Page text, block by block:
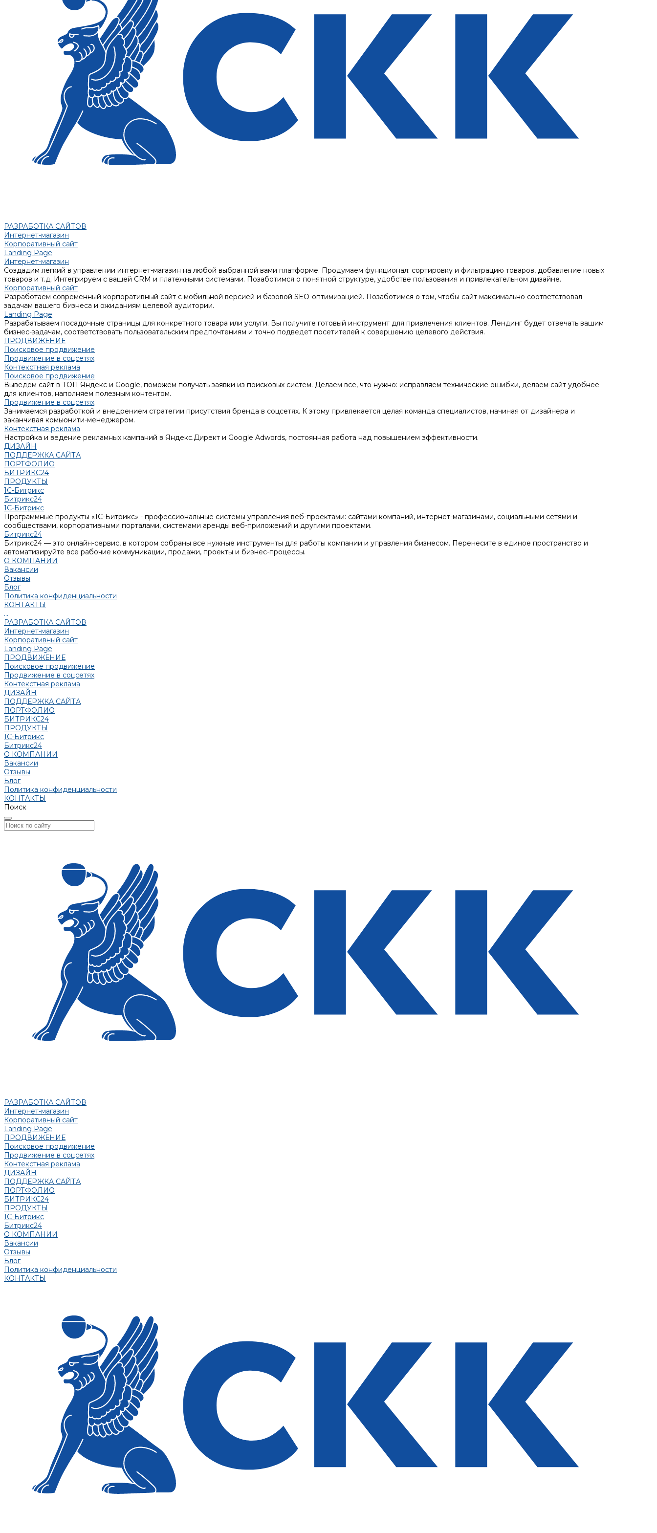
РАЗРАБОТКА САЙТОВ
Интернет-магазин
Корпоративный сайт
Landing Page
Интернет-магазин
Создадим легкий в управлении интернет-магазин на любой выбранной вами платформе. Продумаем функционал: сортировку и фильтрацию товаров, добавление новых
товаров и т.д. Интегрируем с вашей CRM и платежными системами. Позаботимся о понятной структуре, удобстве пользования и привлекательном дизайне.
Корпоративный сайт
Разработаем современный корпоративный сайт с мобильной версией и базовой SEO-оптимизацией. Позаботимся о том, чтобы сайт максимально соответствовал
задачам вашего бизнеса и ожиданиям целевой аудитории.
Landing Page
Разрабатываем посадочные страницы для конкретного товара или услуги. Вы получите готовый инструмент для привлечения клиентов. Лендинг будет отвечать вашим
бизнес-задачам, соответствовать пользовательским предпочтениям и точно подведет посетителей к совершению целевого действия.
ПРОДВИЖЕНИЕ
Поисковое продвижение
Продвижение в соцсетях
Контекстная реклама
Поисковое продвижение
Выведем сайт в ТОП Яндекс и Google, поможем получать заявки из поисковых систем. Делаем все, что нужно: исправляем технические ошибки, делаем сайт удобнее
для клиентов, наполняем полезным контентом.
Продвижение в соцсетях
Занимаемся разработкой и внедрением стратегии присутствия бренда в соцсетях. К этому привлекается целая команда специалистов, начиная от дизайнера и
заканчивая комьюнити-менеджером.
Контекстная реклама
Настройка и ведение рекламных кампаний в Яндекс.Директ и Google Adwords, постоянная работа над повышением эффективности.
ДИЗАЙН
ПОДДЕРЖКА САЙТА
ПОРТФОЛИО
БИТРИКС24
ПРОДУКТЫ
1С-Битрикс
Битрикс24
1С-Битрикс
Программные продукты «1С-Битрикс» - профессиональные системы управления веб-проектами: сайтами компаний, интернет-магазинами, социальными сетями и
сообществами, корпоративными порталами, системами аренды веб-приложений и другими проектами.
Битрикс24
Битрикс24 — это онлайн-сервис, в котором собраны все нужные инструменты для работы компании и управления бизнесом. Перенесите в единое пространство и
автоматизируйте все рабочие коммуникации, продажи, проекты и бизнес-процессы.
О КОМПАНИИ
Вакансии
Отзывы
Блог
Политика конфиденциальности
КОНТАКТЫ
...
РАЗРАБОТКА САЙТОВ
Интернет-магазин
Корпоративный сайт
Landing Page
ПРОДВИЖЕНИЕ
Поисковое продвижение
Продвижение в соцсетях
Контекстная реклама
ДИЗАЙН
ПОДДЕРЖКА САЙТА
ПОРТФОЛИО
БИТРИКС24
ПРОДУКТЫ
1С-Битрикс
Битрикс24
О КОМПАНИИ
Вакансии
Отзывы
Блог
Политика конфиденциальности
КОНТАКТЫ
Поиск
РАЗРАБОТКА САЙТОВ
Интернет-магазин
Корпоративный сайт
Landing Page
ПРОДВИЖЕНИЕ
Поисковое продвижение
Продвижение в соцсетях
Контекстная реклама
ДИЗАЙН
ПОДДЕРЖКА САЙТА
ПОРТФОЛИО
БИТРИКС24
ПРОДУКТЫ
1С-Битрикс
Битрикс24
О КОМПАНИИ
Вакансии
Отзывы
Блог
Политика конфиденциальности
КОНТАКТЫ